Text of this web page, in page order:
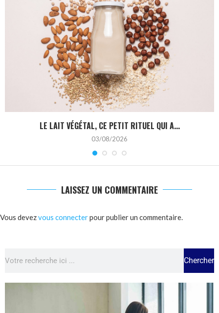
LE LAIT VÉGÉTAL, CE PETIT RITUEL QUI A...
03/08/2026
LAISSEZ UN COMMENTAIRE
Vous devezvous connecterpour publier un commentaire.
Chercher